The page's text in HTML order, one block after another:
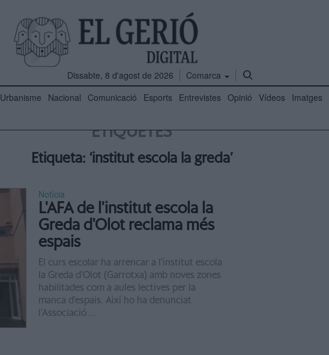
Dissabte, 8 d'agost de 2026
Comarca
Urbanisme Nacional Comunicació Esports Entrevistes Opinió Vídeos Imatges
ETIQUETES
Etiqueta: ‘institut escola la greda’
Notícia
L'AFA de l'institut escola la
Greda d'Olot reclama més
espais
El curs escolar ha arrencar a l'institut escola
la Greda d'Olot (Garrotxa) amb noves zones
habilitades com a aules lectives per la
manca d'espais. Així ho ha denunciat
l'Associació ...